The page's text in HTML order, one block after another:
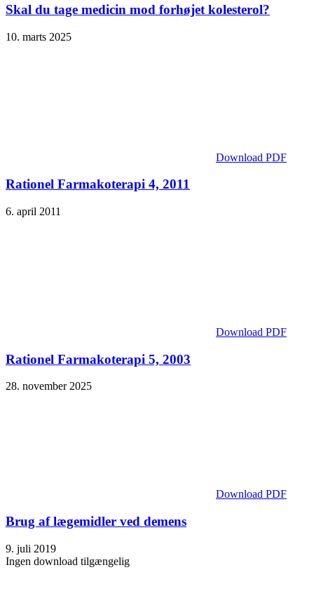
Skal du tage medicin mod forhøjet kolesterol?
10. marts 2025
Download PDF
Rationel Farmakoterapi 4, 2011
6. april 2011
Download PDF
Rationel Farmakoterapi 5, 2003
28. november 2025
Download PDF
Brug af lægemidler ved demens
9. juli 2019
Ingen download tilgængelig